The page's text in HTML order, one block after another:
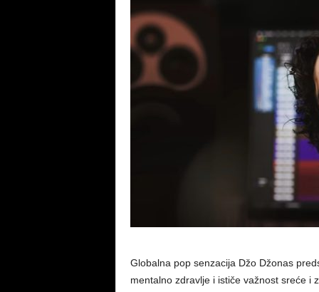
Globalna pop senzacija Džo Džonas
mentalno zdravlje i ističe važnost sreće i